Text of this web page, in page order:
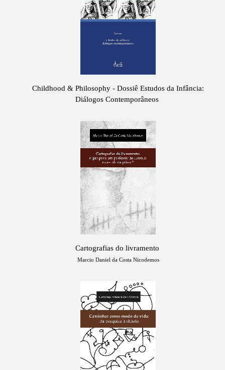
Childhood & Philosophy - Dossiê Estudos da Infância:
Diálogos Contemporâneos
Cartografias do livramento
Marcio Daniel da Costa Nicodemos